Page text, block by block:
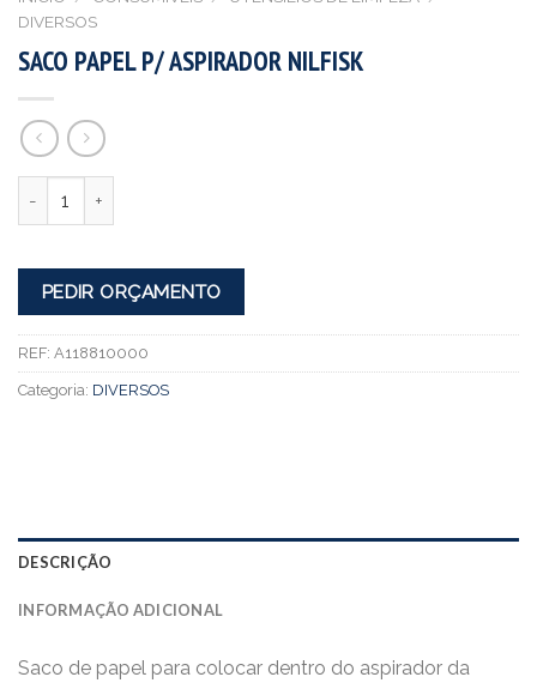
DIVERSOS
SACO PAPEL P/ ASPIRADOR NILFISK
PEDIR ORÇAMENTO
REF: A118810000
Categoria: DIVERSOS
DESCRIÇÃO
INFORMAÇÃO ADICIONAL
Saco de papel para colocar dentro do aspirador da